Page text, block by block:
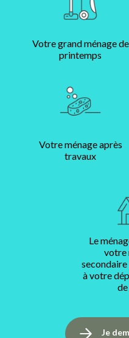
Votre grand ménage de
printemps
Votre ménage après
travaux
Le
votre
à votre
Je